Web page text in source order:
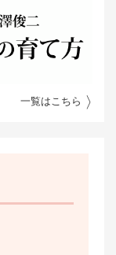
一覧はこちら